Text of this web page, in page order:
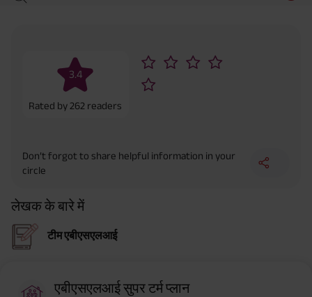
3.4
Rated by262 readers
Don’t forgot to share helpful information in your
circle
लेखक के बारे में
टीम एबीएसएलआई
एबीएसएलआई सुपर टर्म प्लान